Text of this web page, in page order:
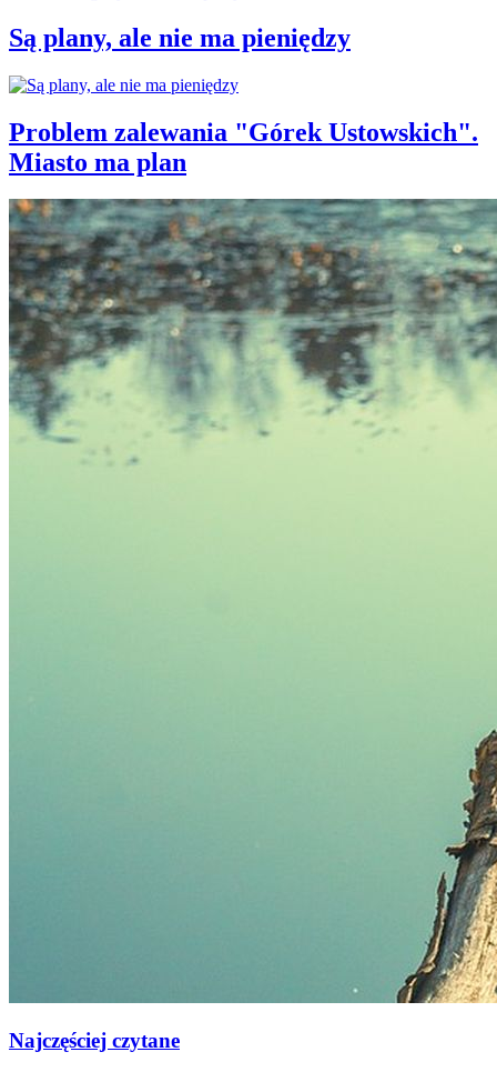
Są plany, ale nie ma pieniędzy
Problem zalewania "Górek Ustowskich".
Miasto ma plan
Najczęściej czytane